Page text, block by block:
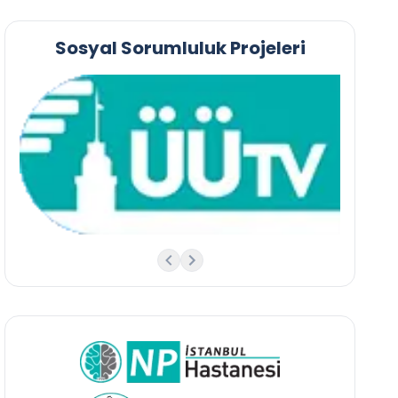
Sosyal Sorumluluk Projeleri